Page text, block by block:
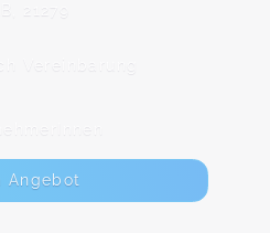
21279
Vereinbarung
Angebot